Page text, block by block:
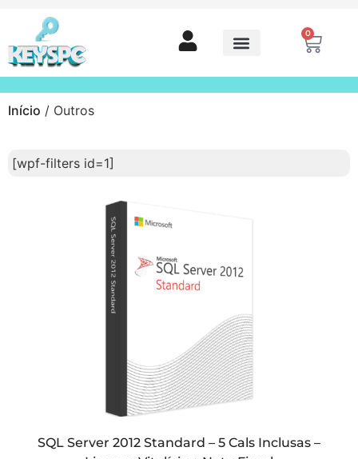
0
Início / Outros
[wpf-filters id=1]
SQL Server 2012 Standard – 5 Cals Inclusas –